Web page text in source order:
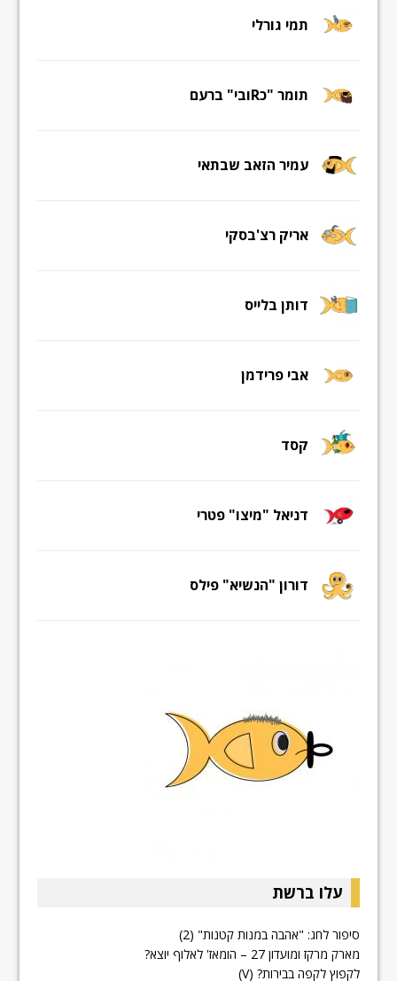
תמי גורלי
תומר "כRובי" ברעם
עמיר הזאב שבתאי
אריק רצ'בסקי
דותן בלייס
אבי פרידמן
קסד
דניאל "מיצו" פטרי
דורון "הנשיא" פילס
עלו ברשת
סיפור לחג: "אהבה במנות קטנות" (2)
מארק מרקז ומועדון 27 – הומאז' לאלוף יוצא?
לקפוץ לקפה בבירות? (V)